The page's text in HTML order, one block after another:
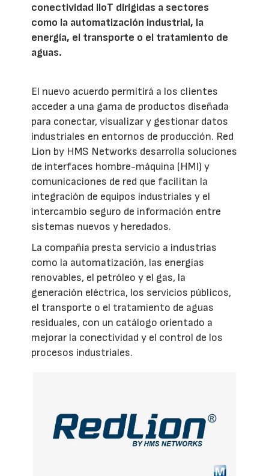
conectividad IIoT dirigidas a sectores
como la automatización industrial, la
energía, el transporte o el tratamiento de
aguas.
El nuevo acuerdo permitirá a los clientes
acceder a una gama de productos diseñada
para conectar, visualizar y gestionar datos
industriales en entornos de producción. Red
Lion by HMS Networks desarrolla soluciones
de interfaces hombre-máquina (HMI) y
comunicaciones de red que facilitan la
integración de equipos industriales y el
intercambio seguro de información entre
sistemas nuevos y heredados.
La compañía presta servicio a industrias
como la automatización, las energías
renovables, el petróleo y el gas, la
generación eléctrica, los servicios públicos,
el transporte o el tratamiento de aguas
residuales, con un catálogo orientado a
mejorar la conectividad y el control de los
procesos industriales.